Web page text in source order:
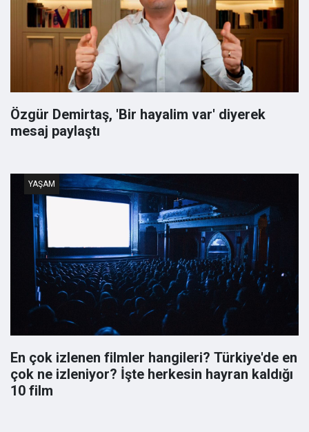
Özgür Demirtaş, 'Bir hayalim var' diyerek
mesaj paylaştı
En çok izlenen filmler hangileri? Türkiye'de en
çok ne izleniyor? İşte herkesin hayran kaldığı
10 film
YAŞAM